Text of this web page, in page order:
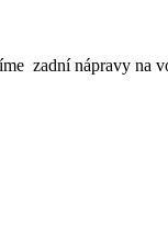
zadní nápravy